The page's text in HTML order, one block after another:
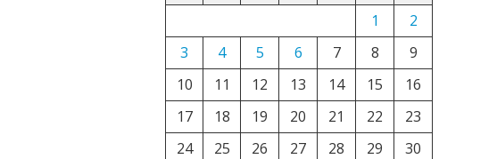
1
2
3
4 5 6 7 8
9
10
11 12 13 14 15
16
17
18 19 20 21 22
23
24
25 26 27 28 29
30